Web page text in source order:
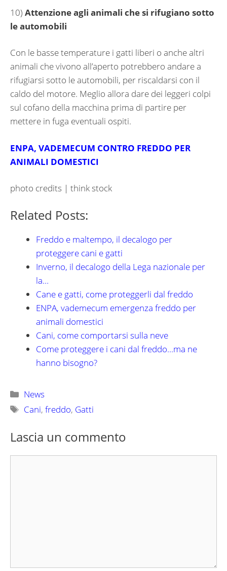
10) Attenzione agli animali che si rifugiano sotto
le automobili
Con le basse temperature i gatti liberi o anche altri
animali che vivono all’aperto potrebbero andare a
rifugiarsi sotto le automobili, per riscaldarsi con il
caldo del motore. Meglio allora dare dei leggeri colpi
sul cofano della macchina prima di partire per
mettere in fuga eventuali ospiti.
ENPA, VADEMECUM CONTRO FREDDO PER
ANIMALI DOMESTICI
photo credits | think stock
Related Posts:
Freddo e maltempo, il decalogo per
proteggere cani e gatti
Inverno, il decalogo della Lega nazionale per
la…
Cane e gatti, come proteggerli dal freddo
ENPA, vademecum emergenza freddo per
animali domestici
Cani, come comportarsi sulla neve
Come proteggere i cani dal freddo...ma ne
hanno bisogno?
Categorie
News
Tag
Cani,freddo, Gatti
Lascia un commento